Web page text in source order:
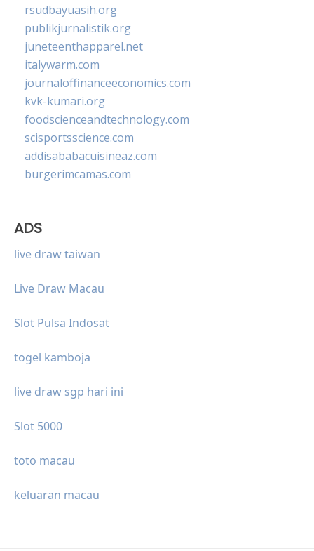
rsudbayuasih.org
publikjurnalistik.org
juneteenthapparel.net
italywarm.com
journaloffinanceeconomics.com
kvk-kumari.org
foodscienceandtechnology.com
scisportsscience.com
addisababacuisineaz.com
burgerimcamas.com
ADS
live draw taiwan
Live Draw Macau
Slot Pulsa Indosat
togel kamboja
live draw sgp hari ini
Slot 5000
toto macau
keluaran macau